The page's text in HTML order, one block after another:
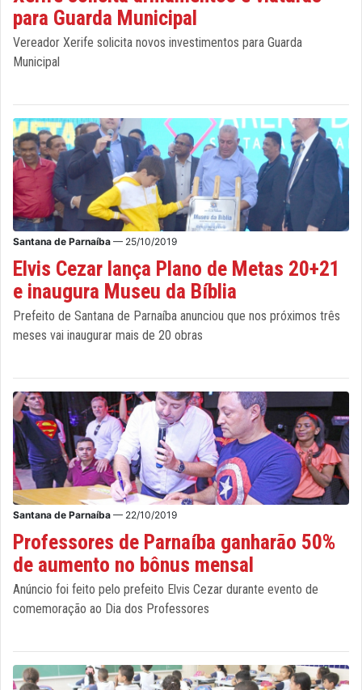
para Guarda Municipal
Vereador Xerife solicita novos investimentos para Guarda
Municipal
Santana de Parnaíba — 25/10/2019
Elvis Cezar lança Plano de Metas 20+21
e inaugura Museu da Bíblia
Prefeito de Santana de Parnaíba anunciou que nos próximos três
meses vai inaugurar mais de 20 obras
Santana de Parnaíba — 22/10/2019
Professores de Parnaíba ganharão 50%
de aumento no bônus mensal
Anúncio foi feito pelo prefeito Elvis Cezar durante evento de
comemoração ao Dia dos Professores